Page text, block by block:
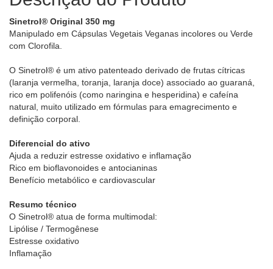
Sinetrol® Original 350 mg
Manipulado em Cápsulas Vegetais Veganas incolores ou Verde
com Clorofila.
O Sinetrol® é um ativo patenteado derivado de frutas cítricas
(laranja vermelha, toranja, laranja doce) associado ao guaraná,
rico em polifenóis (como naringina e hesperidina) e cafeína
natural, muito utilizado em fórmulas para emagrecimento e
definição corporal.
Diferencial do ativo
Ajuda a reduzir estresse oxidativo e inflamação
Rico em bioflavonoides e antocianinas
Benefício metabólico e cardiovascular
Resumo técnico
O Sinetrol® atua de forma multimodal:
Lipólise / Termogênese
Estresse oxidativo
Inflamação